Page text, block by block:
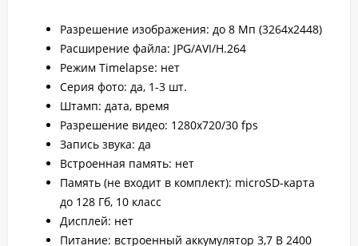
Разрешение изображения: до 8 Мп (3264x2448)
Расширение файла: JPG/AVI/H.264
Режим Timelapse: нет
Серия фото: да, 1-3 шт.
Штамп: дата, время
Разрешение видео: 1280х720/30 fps
Запись звука: да
Встроенная память: нет
Память (не входит в комплект): microSD-карта
до 128 Гб, 10 класс
Дисплей: нет
Питание: встроенный аккумулятор 3,7 В 2400